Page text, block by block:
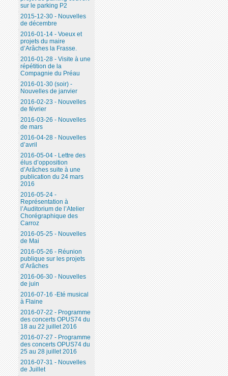
sur le parking P2
2015-12-30 - Nouvelles
de décembre
2016-01-14 - Voeux et
projets du maire
d’Arâches la Frasse.
2016-01-28 - Visite à une
répétition de la
Compagnie du Préau
2016-01-30 (soir) -
Nouvelles de janvier
2016-02-23 - Nouvelles
de février
2016-03-26 - Nouvelles
de mars
2016-04-28 - Nouvelles
d’avril
2016-05-04 - Lettre des
élus d’opposition
d’Arâches suite à une
publication du 24 mars
2016
2016-05-24 -
Représentation à
l’Auditorium de l’Atelier
Chorégraphique des
Carroz
2016-05-25 - Nouvelles
de Mai
2016-05-26 - Réunion
publique sur les projets
d’Arâches
2016-06-30 - Nouvelles
de juin
2016-07-16 -Eté musical
à Flaine
2016-07-22 - Programme
des concerts OPUS74 du
18 au 22 juillet 2016
2016-07-27 - Programme
des concerts OPUS74 du
25 au 28 juillet 2016
2016-07-31 - Nouvelles
de Juillet